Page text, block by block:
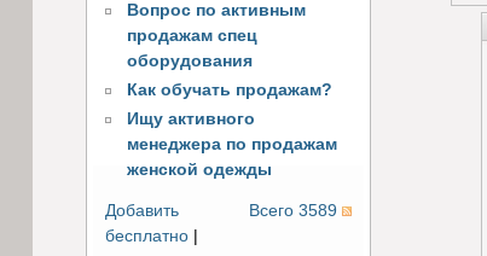
Вопрос по активным
продажам спец
оборудования
Как обучать продажам?
Ищу активного
менеджера по продажам
женской одежды
Всего 3589
Добавить
бесплатно|